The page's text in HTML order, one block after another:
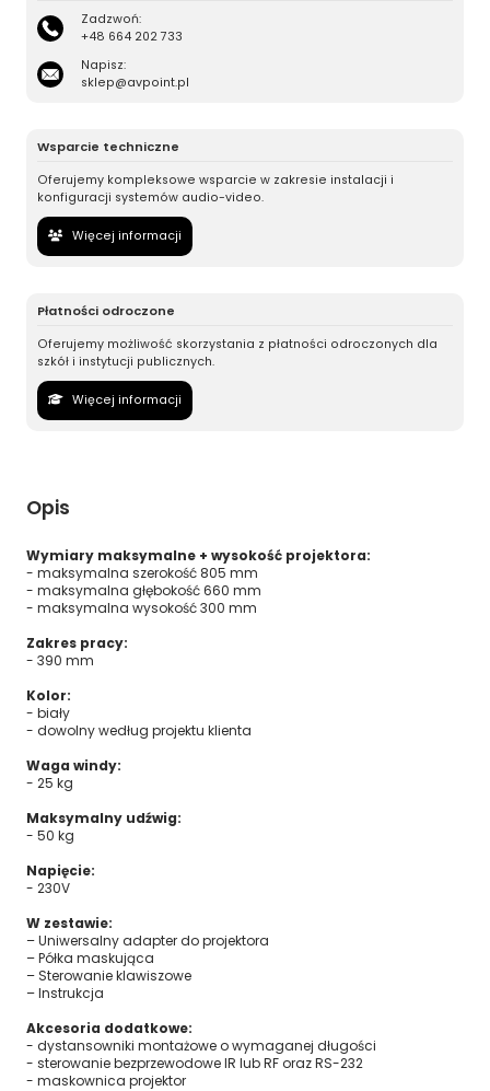
Zadzwoń:
+48 664 202 733
Napisz:
sklep@avpoint.pl
Wsparcie techniczne
Oferujemy kompleksowe wsparcie w zakresie instalacji i
konfiguracji systemów audio-video.
Więcej informacji
Płatności odroczone
Oferujemy możliwość skorzystania z płatności odroczonych dla
szkół i instytucji publicznych.
Więcej informacji
Opis
Wymiary maksymalne + wysokość projektora:
- maksymalna szerokość 805 mm
- maksymalna głębokość 660 mm
- maksymalna wysokość 300 mm
Zakres pracy:
- 390 mm
Kolor:
- biały
- dowolny według projektu klienta
Waga windy:
- 25 kg
Maksymalny udźwig:
- 50 kg
Napięcie:
- 230V
W zestawie:
– Uniwersalny adapter do projektora
– Półka maskująca
– Sterowanie klawiszowe
– Instrukcja
Akcesoria dodatkowe:
- dystansowniki montażowe o wymaganej długości
- sterowanie bezprzewodowe IR lub RF oraz RS-232
- maskownica projektor